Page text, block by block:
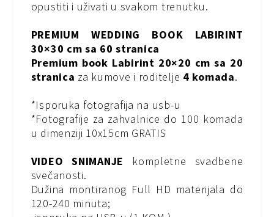
opustiti i uživati u svakom trenutku.
PREMIUM WEDDING BOOK LABIRINT
30×30 cm sa 60 stranica
Premium book Labirint 20×20 cm sa 20
stranica za kumove i roditelje 4 komada.
*Isporuka fotografija na usb-u
*Fotografije za zahvalnice do 100 komada
u dimenziji 10x15cm GRATIS
VIDEO SNIMANJE kompletne svadbene
svečanosti.
Dužina montiranog Full HD materijala do
120-240 minuta;